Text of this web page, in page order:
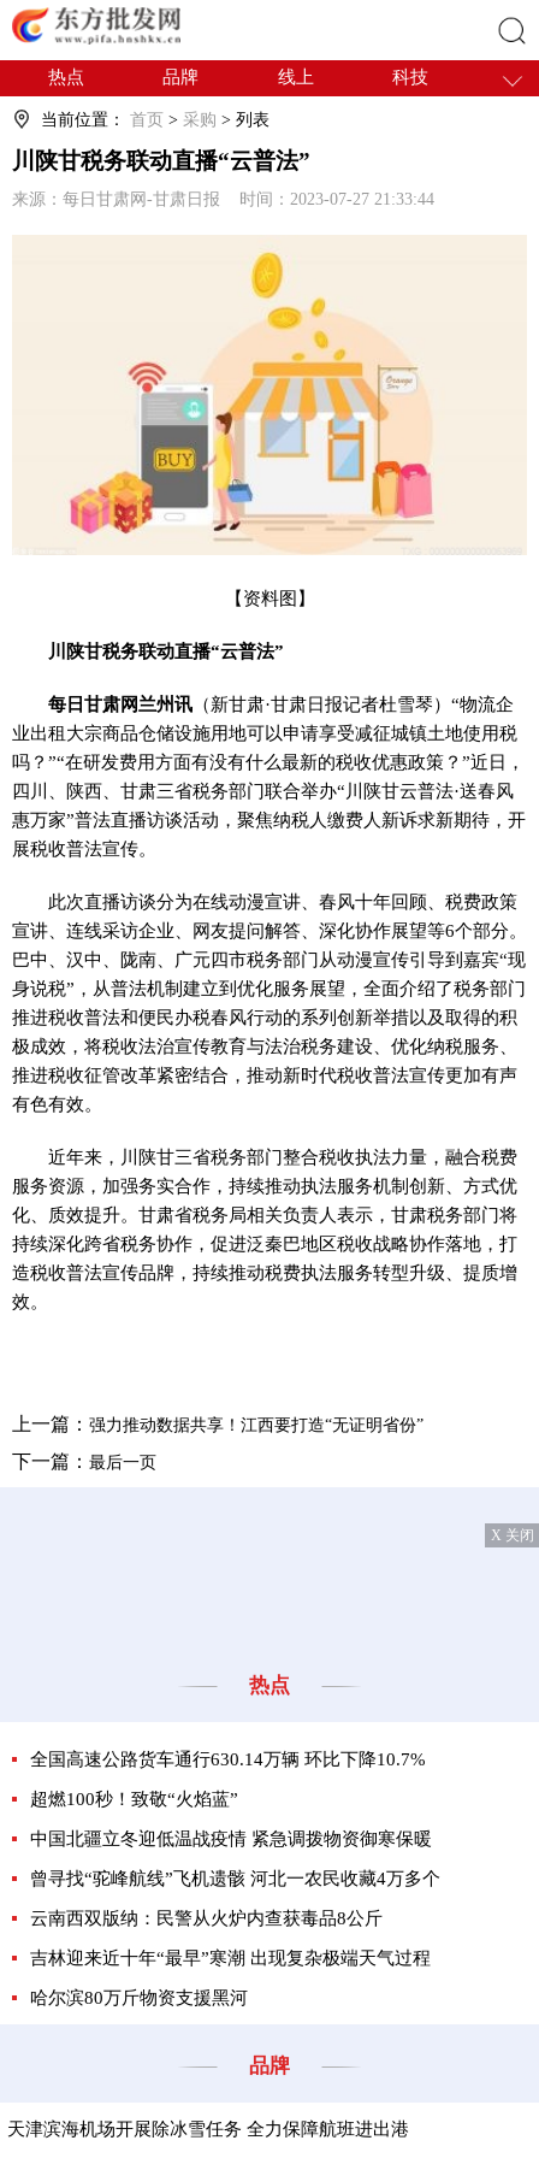
搜索
热点 品牌 线上
科技
干货
电商
会展
国内
当前位置： 首页 > 采购 > 列表
川陕甘税务联动直播“云普法”
来源：每日甘肃网-甘肃日报 时间：2023-07-27 21:33:44
【资料图】
川陕甘税务联动直播“云普法”
每日甘肃网兰州讯 （新甘肃·甘肃日报记者杜雪琴）“物流企
业出租大宗商品仓储设施用地可以申请享受减征城镇土地使用税
吗？”“在研发费用方面有没有什么最新的税收优惠政策？”近日，
四川、陕西、甘肃三省税务部门联合举办“川陕甘云普法·送春风
惠万家”普法直播访谈活动，聚焦纳税人缴费人新诉求新期待，开
展税收普法宣传。
此次直播访谈分为在线动漫宣讲、春风十年回顾、税费政策
宣讲、连线采访企业、网友提问解答、深化协作展望等6个部分。
巴中、汉中、陇南、广元四市税务部门从动漫宣传引导到嘉宾“现
身说税”，从普法机制建立到优化服务展望，全面介绍了税务部门
推进税收普法和便民办税春风行动的系列创新举措以及取得的积
极成效，将税收法治宣传教育与法治税务建设、优化纳税服务、
推进税收征管改革紧密结合，推动新时代税收普法宣传更加有声
有色有效。
近年来，川陕甘三省税务部门整合税收执法力量，融合税费
服务资源，加强务实合作，持续推动执法服务机制创新、方式优
化、质效提升。甘肃省税务局相关负责人表示，甘肃税务部门将
持续深化跨省税务协作，促进泛秦巴地区税收战略协作落地，打
造税收普法宣传品牌，持续推动税费执法服务转型升级、提质增
效。
上一篇： 强力推动数据共享！江西要打造“无证明省份”
下一篇： 最后一页
X 关闭
热点
全国高速公路货车通行630.14万辆 环比下降10.7%
超燃100秒！致敬“火焰蓝”
中国北疆立冬迎低温战疫情 紧急调拨物资御寒保暖
曾寻找“驼峰航线”飞机遗骸 河北一农民收藏4万多个
云南西双版纳：民警从火炉内查获毒品8公斤
吉林迎来近十年“最早”寒潮 出现复杂极端天气过程
哈尔滨80万斤物资支援黑河
品牌
天津滨海机场开展除冰雪任务 全力保障航班进出港